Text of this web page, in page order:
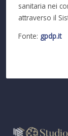
sanitaria nei
attraverso il
Fonte: gpdp.it